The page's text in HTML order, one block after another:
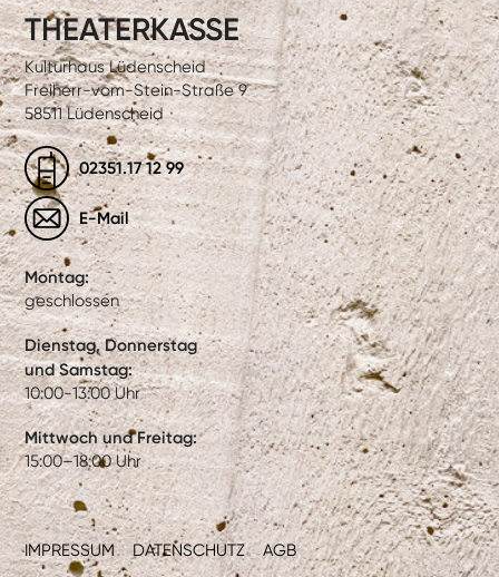
IMPRESSUM DATENSCHUTZ AGB
THEATERKASSE
Kulturhaus Lüdenscheid
Freiherr-vom-Stein-Straße 9
58511 Lüdenscheid
02351.17 12 99
E-Mail
Montag:
geschlossen
Dienstag, Donnerstag
und Samstag:
10:00-13:00 Uhr
Mittwoch und Freitag:
15:00–18:00 Uhr